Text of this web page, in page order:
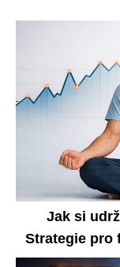
Jak si
Strategie pro